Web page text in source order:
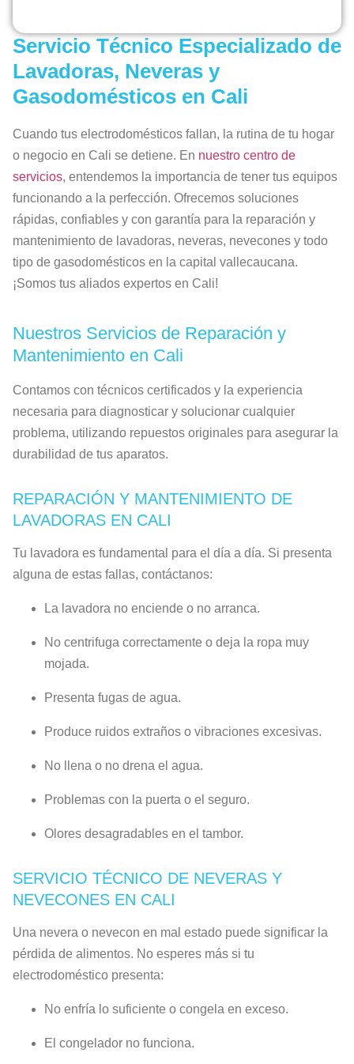
Servicio Técnico Especializado de
Lavadoras, Neveras y
Gasodomésticos en Cali
Cuando tus electrodomésticos fallan, la rutina de tu hogar
o negocio en Cali se detiene. En nuestro centro de
servicios, entendemos la importancia de tener tus equipos
funcionando a la perfección. Ofrecemos soluciones
rápidas, confiables y con garantía para la reparación y
mantenimiento de lavadoras, neveras, nevecones y todo
tipo de gasodomésticos en la capital vallecaucana.
¡Somos tus aliados expertos en Cali!
Nuestros Servicios de Reparación y
Mantenimiento en Cali
Contamos con técnicos certificados y la experiencia
necesaria para diagnosticar y solucionar cualquier
problema, utilizando repuestos originales para asegurar la
durabilidad de tus aparatos.
REPARACIÓN Y MANTENIMIENTO DE
LAVADORAS EN CALI
Tu lavadora es fundamental para el día a día. Si presenta
alguna de estas fallas, contáctanos:
La lavadora no enciende o no arranca.
No centrifuga correctamente o deja la ropa muy
mojada.
Presenta fugas de agua.
Produce ruidos extraños o vibraciones excesivas.
No llena o no drena el agua.
Problemas con la puerta o el seguro.
Olores desagradables en el tambor.
SERVICIO TÉCNICO DE NEVERAS Y
NEVECONES EN CALI
Una nevera o nevecon en mal estado puede significar la
pérdida de alimentos. No esperes más si tu
electrodoméstico presenta:
No enfría lo suficiente o congela en exceso.
El congelador no funciona.